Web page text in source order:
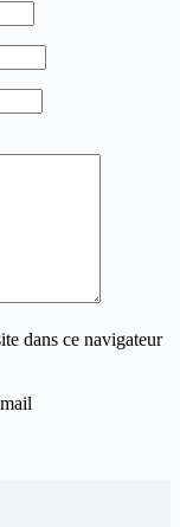
dans ce navigateur